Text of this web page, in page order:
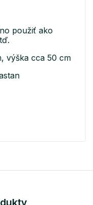
použiť ako
výška cca 50 cm